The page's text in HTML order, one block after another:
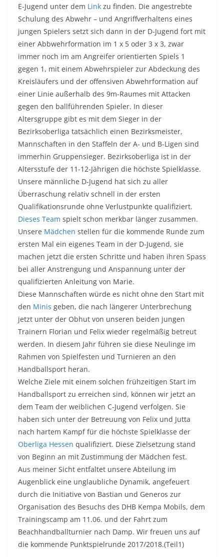
E-Jugend unter dem Link zu finden. Die angestrebte
Schulung des Abwehr – und Angriffverhaltens eines
jungen Spielers setzt sich dann in der D-Jugend fort mit
einer Abbwehrformation im 1 x 5 oder 3 x 3, zwar
immer noch im am Angreifer orientierten Spiels 1
gegen 1, mit einem Abwehrspieler zur Abdeckung des
Kreisläufers und der offensiven Abwehrformation auf
einer Linie außerhalb des 9m-Raumes mit Attacken
gegen den ballführenden Spieler. In dieser
Altersgruppe gibt es mit dem Sieger in der
Bezirksoberliga tatsächlich einen Bezirksmeister,
Mannschaften in den Staffeln der A- und B-Ligen sind
immerhin Gruppensieger. Bezirksoberliga ist in der
Altersstufe der 11-12-Jährigen die höchste Spielklasse.
Unsere männliche D-Jugend hat sich zu aller
Überraschung relativ schnell in der ersten
Qualifikationsrunde ohne Verlustpunkte qualifiziert.
Dieses Team spielt schon merkbar länger zusammen.
Unsere Mädchen stellen für die kommende Runde zum
ersten Mal ein eigenes Team in der D-Jugend, sie
machen jetzt die ersten Schritte und haben ihren Spass
bei aller Anstrengung und Anspannung unter der
qualifizierten Anleitung von Marie.
Diese Mannschaften würde es nicht ohne den Start mit
den Minis geben, die nach längerer Unterbrechung
jetzt unter der Obhut von unseren beiden jungen
Trainern Florian und Felix wieder regelmäßig betreut
werden. In diesem Jahr führen sie diese Neulinge im
Rahmen von Spielfesten und Turnieren an den
Handballsport heran.
Welche Ziele mit einem solchen frühzeitigen Start im
Handballsport zu erreichen sind, können wir jetzt an
dem Team der weiblichen C-Jugend verfolgen. Sie
haben sich unter der Betreuung von Felix und Jutta
nach hartem Kampf für die höchste Spielklasse der
Oberliga Hessen qualifiziert. Diese Zielsetzung stand
von Beginn an mit Zustimmung der Mädchen fest.
Aus meiner Sicht entfaltet unsere Abteilung im
Augenblick eine unglaubliche Dynamik, angefeuert
durch die Initiative von Bastian und Generos zur
Organisation des Besuchs des DHB Kempa Mobils, dem
Trainingscamp am 11.06. und der Fahrt zum
Beachhandballturnier nach Damp. Wir freuen uns auf
die kommende Punktspielrunde 2017/2018.(Teil1)